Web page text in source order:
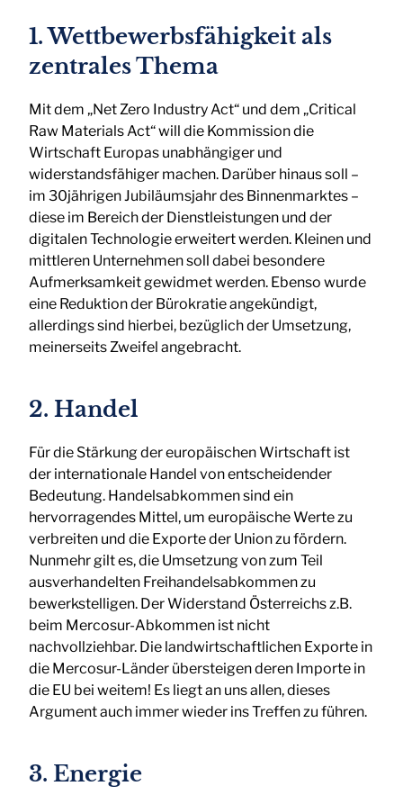
1. Wettbewerbsfähigkeit als
zentrales Thema
Mit dem „Net Zero Industry Act“ und dem „Critical
Raw Materials Act“ will die Kommission die
Wirtschaft Europas unabhängiger und
widerstandsfähiger machen. Darüber hinaus soll –
im 30jährigen Jubiläumsjahr des Binnenmarktes –
diese im Bereich der Dienstleistungen und der
digitalen Technologie erweitert werden. Kleinen und
mittleren Unternehmen soll dabei besondere
Aufmerksamkeit gewidmet werden. Ebenso wurde
eine Reduktion der Bürokratie angekündigt,
allerdings sind hierbei, bezüglich der Umsetzung,
meinerseits Zweifel angebracht.
2. Handel
Für die Stärkung der europäischen Wirtschaft ist
der internationale Handel von entscheidender
Bedeutung. Handelsabkommen sind ein
hervorragendes Mittel, um europäische Werte zu
verbreiten und die Exporte der Union zu fördern.
Nunmehr gilt es, die Umsetzung von zum Teil
ausverhandelten Freihandelsabkommen zu
bewerkstelligen. Der Widerstand Österreichs z.B.
beim Mercosur-Abkommen ist nicht
nachvollziehbar. Die landwirtschaftlichen Exporte in
die Mercosur-Länder übersteigen deren Importe in
die EU bei weitem! Es liegt an uns allen, dieses
Argument auch immer wieder ins Treffen zu führen.
3. Energie